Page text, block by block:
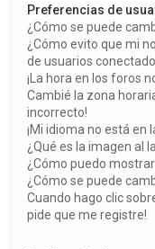
Preferencias de
¿Cómo se puede
¿Cómo evito que mi
de usuarios
¡La hora en los foros
Cambié la zona
incorrecto!
¡Mi idioma no está en
¿Qué es la imagen al
¿Cómo puedo
¿Cómo se puede
Cuando hago clic
pide que me registre!